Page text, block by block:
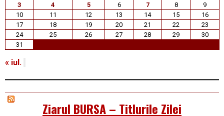
3
4 5 6 7 8
9
10
11 12 13 14 15
16
17
18 19 20 21 22
23
24
25 26 27 28 29
30
31
« iul.
Ziarul BURSA – Titlurile Zilei